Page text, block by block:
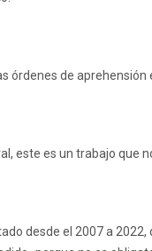
órdenes de
este es un trabajo
desde el 2007 a